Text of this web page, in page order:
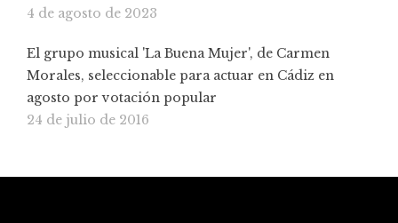
4 de agosto de 2023
El grupo musical 'La Buena Mujer', de Carmen
Morales, seleccionable para actuar en Cádiz en
agosto por votación popular
24 de julio de 2016